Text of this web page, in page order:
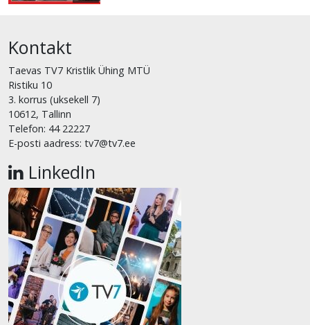
Kontakt
Taevas TV7 Kristlik Ühing MTÜ
Ristiku 10
3. korrus (uksekell 7)
10612, Tallinn
Telefon: 44 22227
E-posti aadress: tv7@tv7.ee
LinkedIn